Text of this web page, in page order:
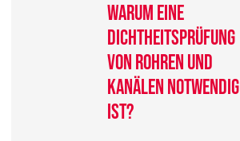
Warum eine
Dichtheitsprüfung
von Rohren und
Kanälen notwendig
ist?